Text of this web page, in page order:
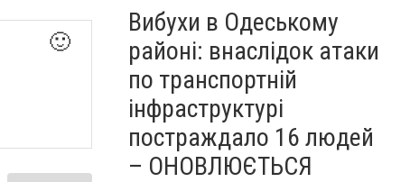
🙂
Вибухи в Одеському
районі: внаслідок атаки
по транспортній
інфраструктурі
постраждало 16 людей
– ОНОВЛЮЄТЬСЯ